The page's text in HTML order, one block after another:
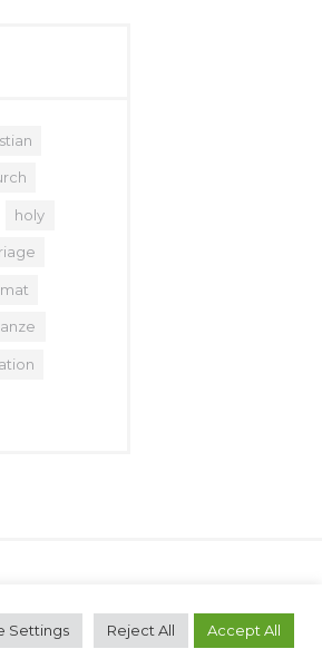
holy
Settings Reject All Accept All